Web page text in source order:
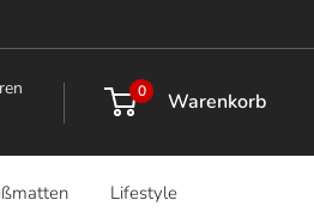
0 Warenkorb
Lifestyle